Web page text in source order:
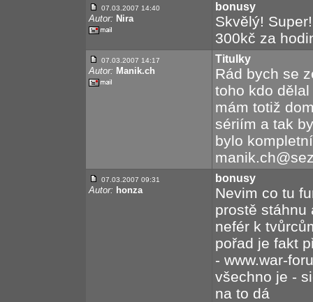
07.03.2007 14:40
Autor: Nira
bonusy
Skvělý!
300kč za
07.03.2007 14:17
Autor: Manik.ch
Titulky
Rád bych se
toho kdo
mám totiž
sériím a tak
bylo
07.03.2007 09:31
Autor: honza
bonusy
Nevim co tu
prostě stáhnu
nefér k
pořad je fakt
- www.war-
všechno je -
na to dá